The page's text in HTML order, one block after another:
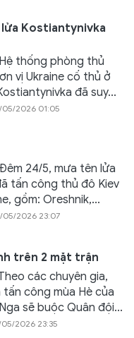
Kostiantynivka
thống phòng thủ
vị Ukraine cố thủ ở
đã suy...
05/2026 01:05
24/5, mưa tên lửa
tấn công thủ đô Kiev
gồm: Oreshnik,...
05/2026 23:07
trên 2 mặt trận
các chuyên gia,
tấn công mùa Hè của
sẽ buộc Quân đội...
05/2026 23:35